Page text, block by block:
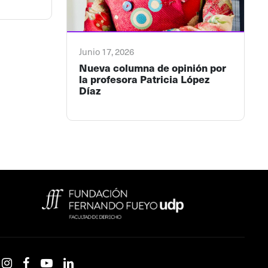
Junio 17, 2026
Nueva columna de opinión por
la profesora Patricia López
Díaz